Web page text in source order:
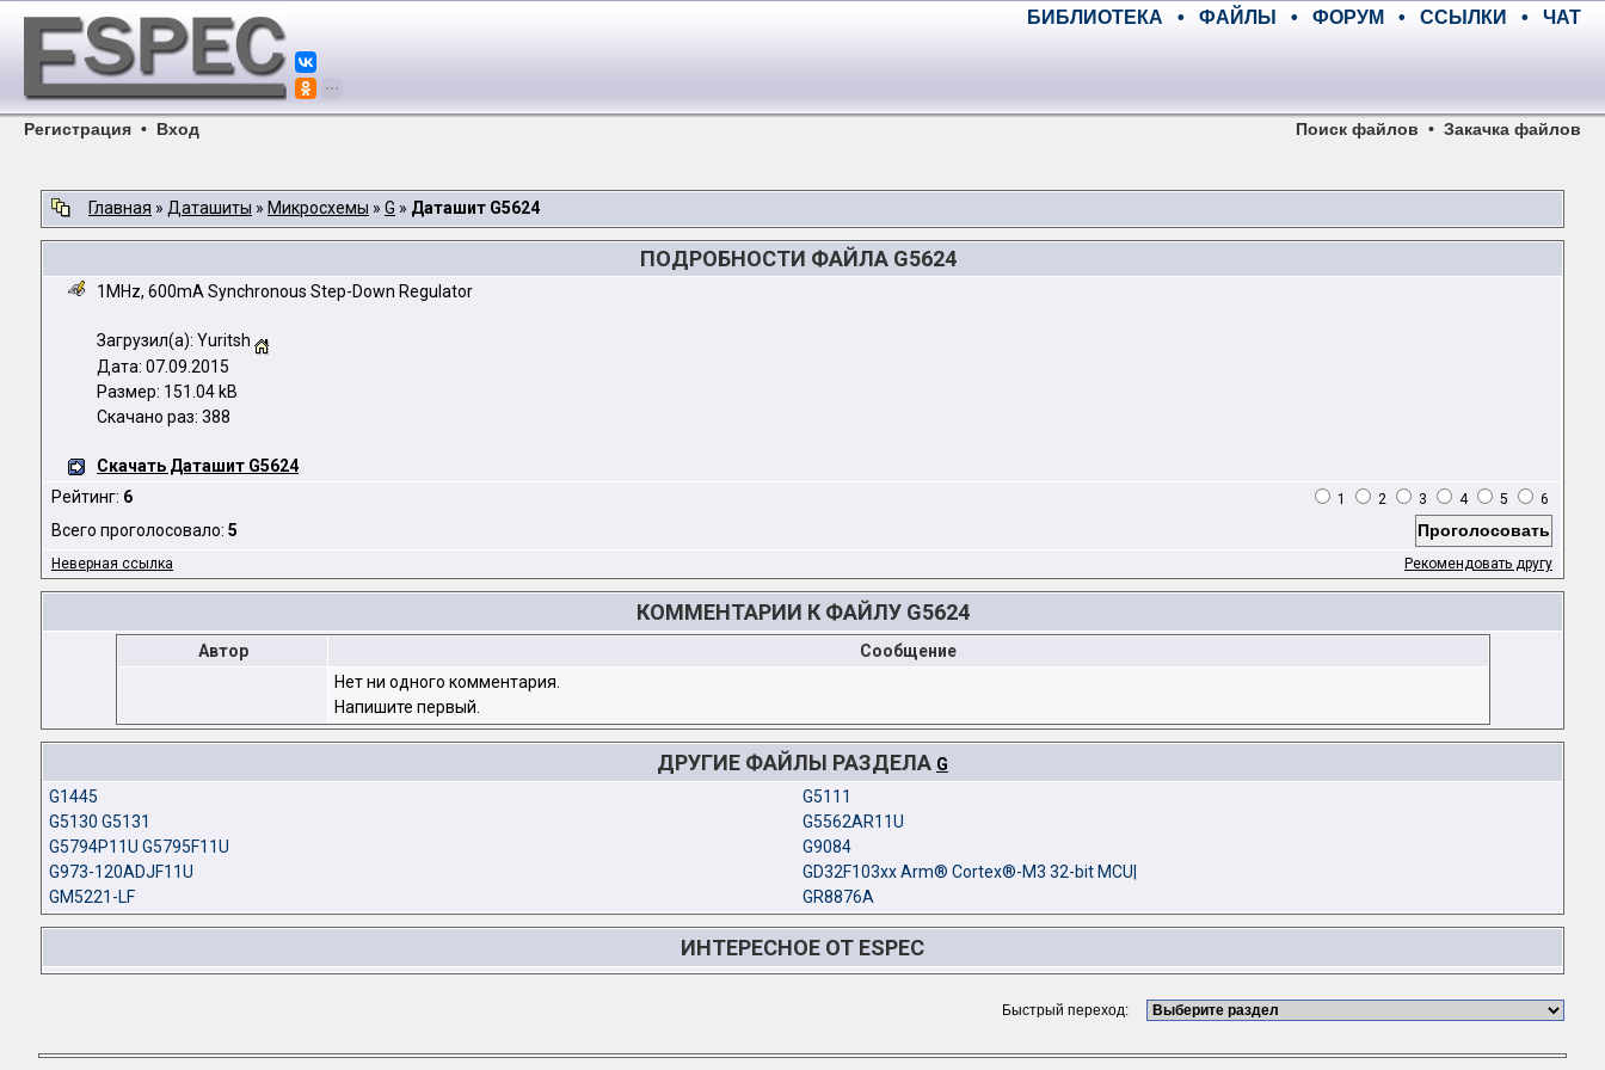
БИБЛИОТЕКА • ФАЙЛЫ • ФОРУМ • ССЫЛКИ • ЧАТ
Регистрация • Вход Поиск файлов • Закачка файлов
Главная » Даташиты » Микросхемы » G » Даташит G5624
ПОДРОБНОСТИ ФАЙЛА G5624
1MHz, 600mA Synchronous Step-Down Regulator
Загрузил(а): Yuritsh
Дата: 07.09.2015
Размер: 151.04 kB
Скачано раз: 388
Скачать Даташит G5624
Рейтинг: 6 1 2 3 4 5 6
Всего проголосовало: 5
Неверная ссылка Рекомендовать другу
КОММЕНТАРИИ К ФАЙЛУ G5624
Автор
Сообщение
Нет ни одного комментария.
Напишите первый.
ДРУГИЕ ФАЙЛЫ РАЗДЕЛА G
G1445
G5111
G5130 G5131
G5562AR11U
G5794P11U G5795F11U
G9084
G973-120ADJF11U
GD32F103xx Arm® Cortex®-M3 32-bit MCU|
GM5221-LF
GR8876A
ИНТЕРЕСНОЕ ОТ ESPEC
Быстрый переход: